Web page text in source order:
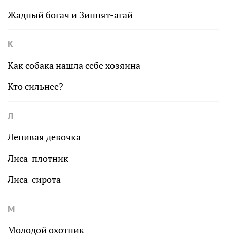
Жадный богач и Зиннят-агай
К
Как собака нашла себе хозяина
Кто сильнее?
Л
Ленивая девочка
Лиса-плотник
Лиса-сирота
М
Молодой охотник